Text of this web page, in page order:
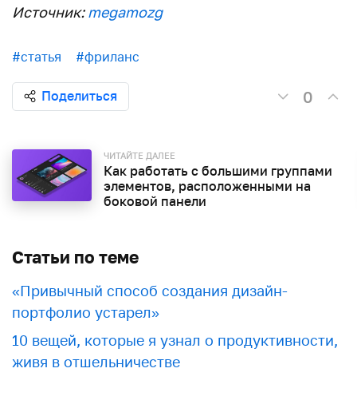
Источник:megamozg
#статья #фриланс
Поделиться 0
ЧИТАЙТЕ ДАЛЕЕ
Как работать с большими группами
элементов, расположенными на
боковой панели
Статьи по теме
«Привычный способ создания дизайн-
портфолио устарел»
10 вещей, которые я узнал о продуктивности,
живя в отшельничестве